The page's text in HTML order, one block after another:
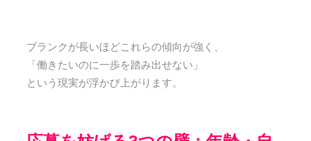
ブランクが長いほどこれらの傾向が強く、
「働きたいのに一歩を踏み出せない」
という 現実が浮かび上がります。